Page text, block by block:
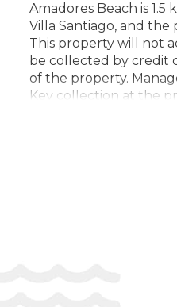
Amadores Beach is
Villa Santiago, and
This property will not
be collected by credit
of the property.
Key collection at the